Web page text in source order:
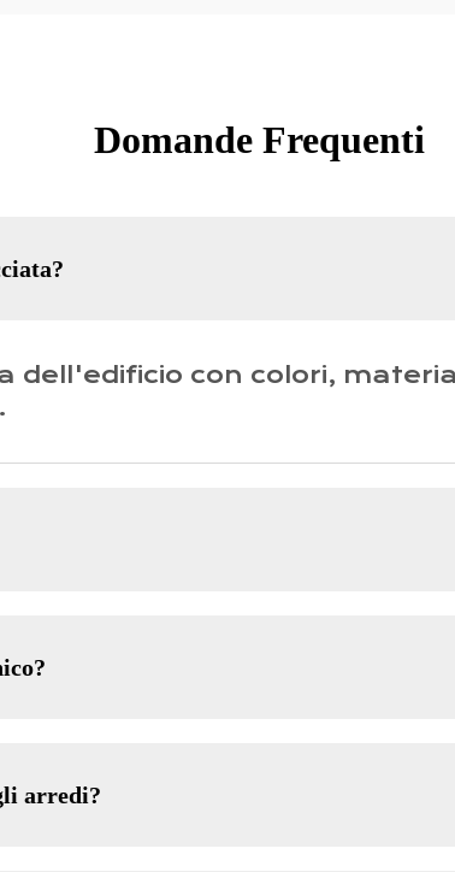
Domande Frequenti
dell'edificio con colori,
arredi?